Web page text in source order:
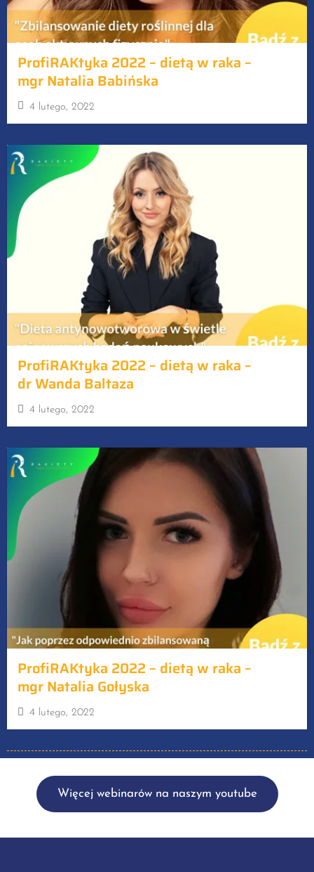
ProfiRAKtyka 2022 – dietą w raka –
mgr Natalia Babińska
4 lutego, 2022
ProfiRAKtyka 2022 – dietą w raka –
dr Wanda Baltaza
4 lutego, 2022
ProfiRAKtyka 2022 – dietą w raka –
mgr Natalia Gołyska
4 lutego, 2022
Więcej webinarów na naszym youtube